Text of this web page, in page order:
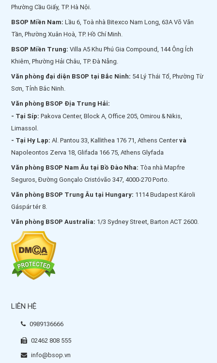
Phường Cầu Giấy, TP. Hà Nội.
BSOP Miền Nam: Lầu 6, Toà nhà Bitexco Nam Long, 63A Võ Văn
Tần, Phường Xuân Hoà, TP. Hồ Chí Minh.
BSOP Miền Trung: Villa A5 Khu Phú Gia Compound, 144 Ông Ích
Khiêm, Phường Hải Châu, TP. Đà Nẵng.
Văn phòng đại diện BSOP tại Bắc Ninh: 54 Lý Thái Tổ, Phường Từ
Sơn, Tỉnh Bắc Ninh.
Văn phòng BSOP Địa Trung Hải:
- Tại Síp: Pakova Center, Block A, Office 205, Omirou & Nikis,
Limassol.
- Tại Hy Lạp: Al. Pantou 33, Kallithea 176 71, Athens Centervà
Napoleontos Zerva 18, Glifada 166 75, Athens Glyfada
Văn phòng BSOP Nam Âu tại Bồ Đào Nha: Tòa nhà Mapfre
Seguros, Đường Gonçalo Cristóvão 347, 4000-270 Porto.
Văn phòng BSOP Trung Âu tại Hungary: 1114 Budapest Károli
Gáspár tér 8.
Văn phòng BSOP Australia: 1/3 Sydney Street, Barton ACT 2600.
LIÊN HỆ
0989136666
02462 808 555
info@bsop.vn